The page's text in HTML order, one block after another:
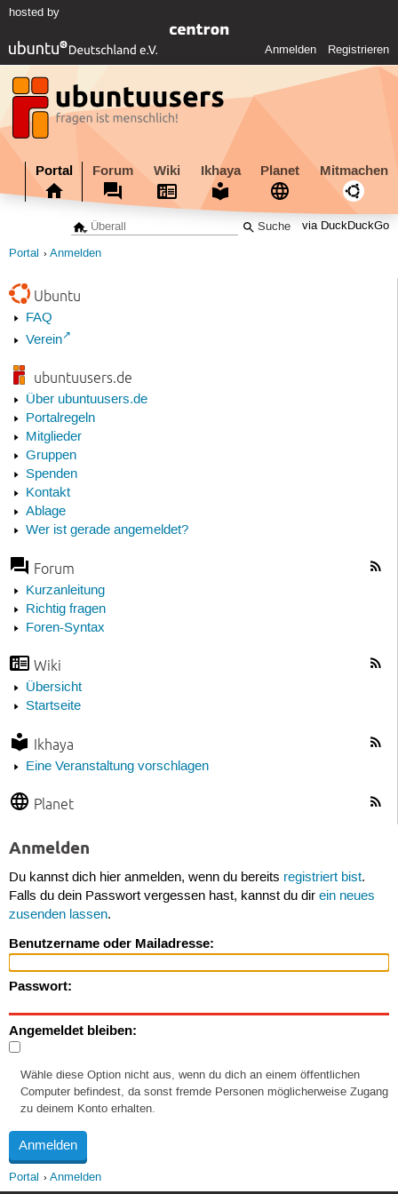
hosted by
Anmelden Registrieren
Portal Forum Wiki Ikhaya Planet Mitmachen
via DuckDuckGo
Portal Anmelden
Ubuntu
FAQ
Verein
ubuntuusers.de
Über ubuntuusers.de
Portalregeln
Mitglieder
Gruppen
Spenden
Kontakt
Ablage
Wer ist gerade angemeldet?
Forum
Kurzanleitung
Richtig fragen
Foren-Syntax
Wiki
Übersicht
Startseite
Ikhaya
Eine Veranstaltung vorschlagen
Planet
Anmelden
Du kannst dich hier anmelden, wenn du bereits registriert bist.
Falls du dein Passwort vergessen hast, kannst du dir ein neues
zusenden lassen.
Benutzername oder Mailadresse:
Passwort:
Angemeldet bleiben:
Wähle diese Option nicht aus, wenn du dich an einem öffentlichen
Computer befindest, da sonst fremde Personen möglicherweise Zugang
zu deinem Konto erhalten.
Portal Anmelden